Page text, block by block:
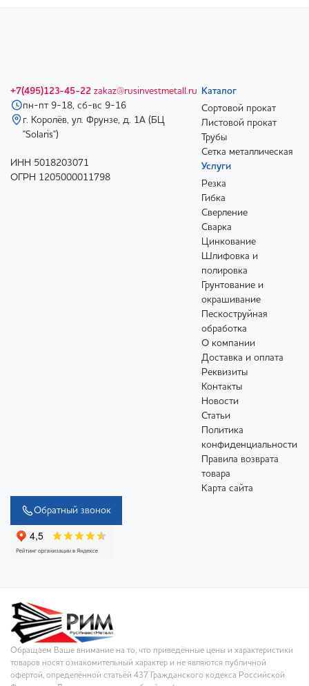
+7(495)123-45-22 zakaz@rusinvestmetall.ru
пн-пт 9-18, сб-вс 9-16
г. Королёв, ул. Фрунзе, д. 1А (БЦ
"Solaris")
ИНН 5018203071
ОГРН 1205000011798
Каталог
Сортовой прокат
Листовой прокат
Трубы
Сетка металлическая
Услуги
Резка
Гибка
Сверление
Сварка
Цинкование
Шлифовка и
полировка
Грунтование и
окрашивание
Пескоструйная
обработка
О компании
Доставка и оплата
Реквизиты
Контакты
Новости
Статьи
Политика
конфиденциальности
Правила возврата
товара
Карта сайта
Обратный звонок
Обращаем Ваше внимание на то, что приведённые цены и характеристики
товаров носят ознакомительный характер и не являются публичной
офертой, определённой статьёй 437 Гражданского кодекса Российской